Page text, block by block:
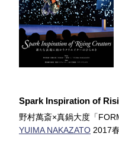
Spark Inspiration of
野村萬斎×真鍋大度「
YUIMA NAKAZATO 2017